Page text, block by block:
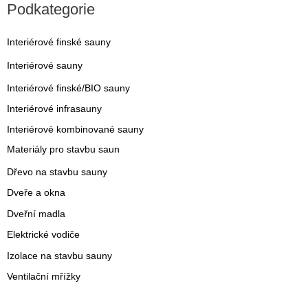
Podkategorie
Interiérové finské sauny
Interiérové sauny
Interiérové finské/BIO sauny
Interiérové infrasauny
Interiérové kombinované sauny
Materiály pro stavbu saun
Dřevo na stavbu sauny
Dveře a okna
Dveřní madla
Elektrické vodiče
Izolace na stavbu sauny
Ventilační mřížky